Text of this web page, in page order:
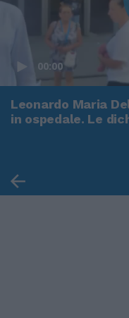
00:00
Leonardo Maria
in ospedale. Le